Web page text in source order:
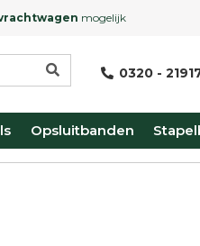
mogelijk
0320 -
Opsluitbanden